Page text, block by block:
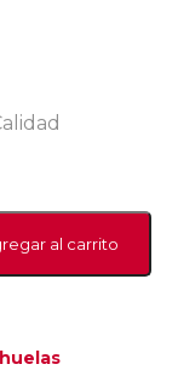
al carrito